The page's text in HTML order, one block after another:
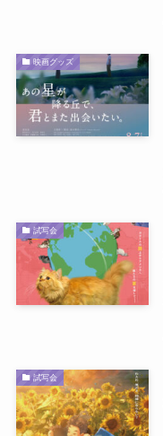
映画グッズ
試写会
試写会